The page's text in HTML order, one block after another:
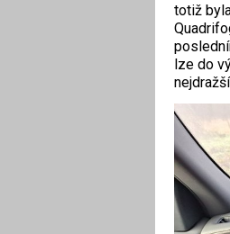
totiž
lze do